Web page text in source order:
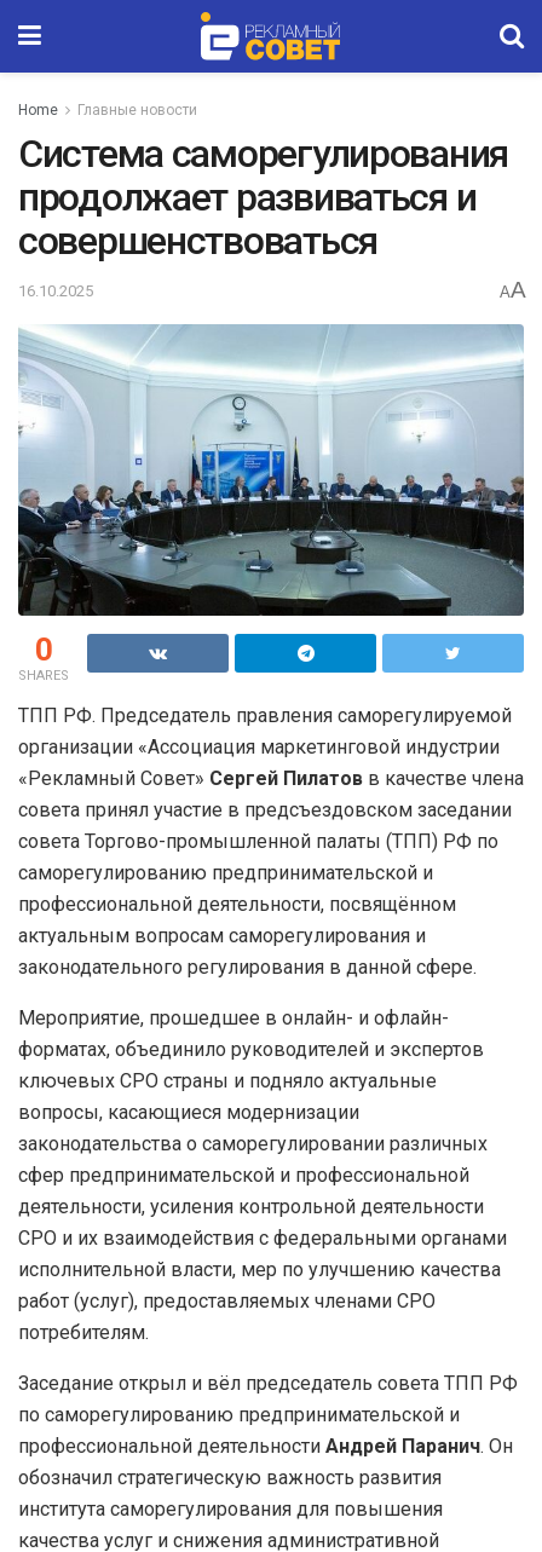
Home Главные новости
Система саморегулирования
продолжает развиваться и
совершенствоваться
16.10.2025 AA
0
SHARES
ТПП РФ. Председатель правления саморегулируемой
организации «Ассоциация маркетинговой индустрии
«Рекламный Совет» Сергей Пилатов в качестве члена
совета принял участие в предсъездовском заседании
совета Торгово-промышленной палаты (ТПП) РФ по
саморегулированию предпринимательской и
профессиональной деятельности, посвящённом
актуальным вопросам саморегулирования и
законодательного регулирования в данной сфере.
Мероприятие, прошедшее в онлайн- и офлайн-
форматах, объединило руководителей и экспертов
ключевых СРО страны и подняло актуальные
вопросы, касающиеся модернизации
законодательства о саморегулировании различных
сфер предпринимательской и профессиональной
деятельности, усиления контрольной деятельности
СРО и их взаимодействия с федеральными органами
исполнительной власти, мер по улучшению качества
работ (услуг), предоставляемых членами СРО
потребителям.
Заседание открыл и вёл председатель совета ТПП РФ
по саморегулированию предпринимательской и
профессиональной деятельности Андрей Паранич. Он
обозначил стратегическую важность развития
института саморегулирования для повышения
качества услуг и снижения административной